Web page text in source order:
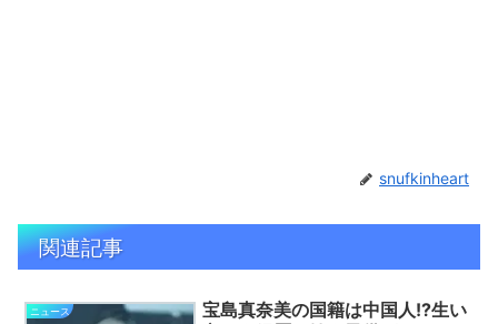
snufkinheart
関連記事
ニュース
宝島真奈美の国籍は中国人!?生い